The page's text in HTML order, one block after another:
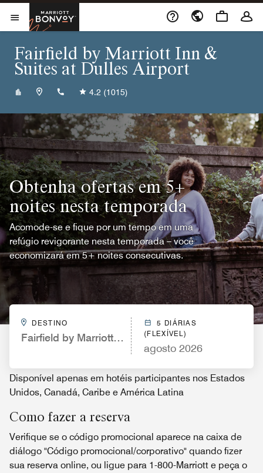
Skip to Content
Abrir menu
Marriott Bonvoy
Fairfield by Marriott Inn &
Suites at Dulles Airport
+17034355300
4.2 (1015)
Obtenha ofertas em 5+
noites nesta temporada
Acomode-se e fique por um tempo em uma
refúgio revigorante nesta temporada – você
economizará em 5+ noites consecutivas.
DESTINO
Fairfield by Marriott Inn & Suites at Dulles Airport
5 DIÁRIAS
(FLEXÍVEL)
agosto 2026
Disponível apenas em hotéis participantes nos Estados
Unidos, Canadá, Caribe e América Latina
Como fazer a reserva
Verifique se o código promocional aparece na caixa de
diálogo "Código promocional/corporativo" quando fizer
sua reserva online, ou ligue para 1-800-Marriott e peça o